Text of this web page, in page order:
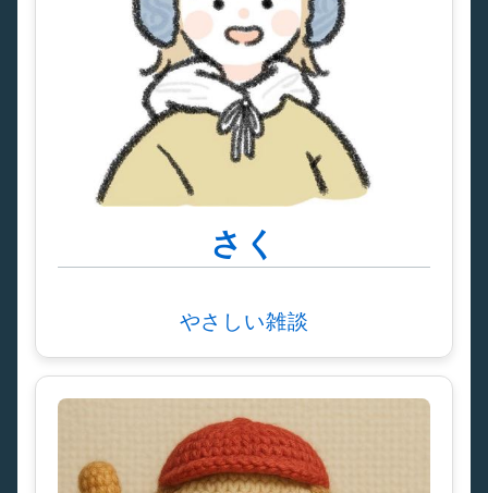
さく
やさしい雑談